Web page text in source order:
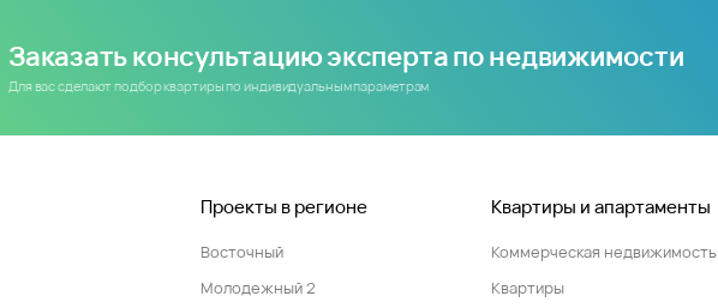
Заказать консультацию эксперта по недвижимости
Для вас сделают подбор квартиры по индивидуальным параметрам
Проекты в регионе
Восточный
Молодежный 2
Квартиры и апартаменты
Коммерческая недвижимость
Квартиры